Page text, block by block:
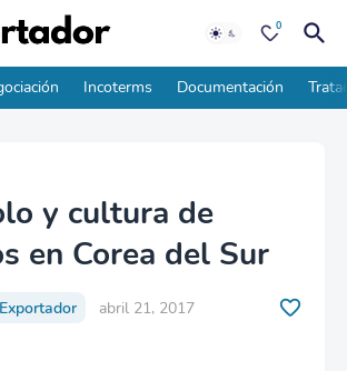
0
Incoterms Documentación
y cultura de
en Corea del Sur
abril 21, 2017